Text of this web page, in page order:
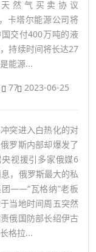
然气买卖协议
卡塔尔能源公司将
交付400万吨的液
持续时间将长达27
能源...
77 2023-06-25
突进入白热化的对
罗斯内部却爆发了
视援引多家俄媒6
，俄罗斯最大的私
团——“瓦格纳”老板
当地时间周五突然
俄国防部长绍伊古
格拉...